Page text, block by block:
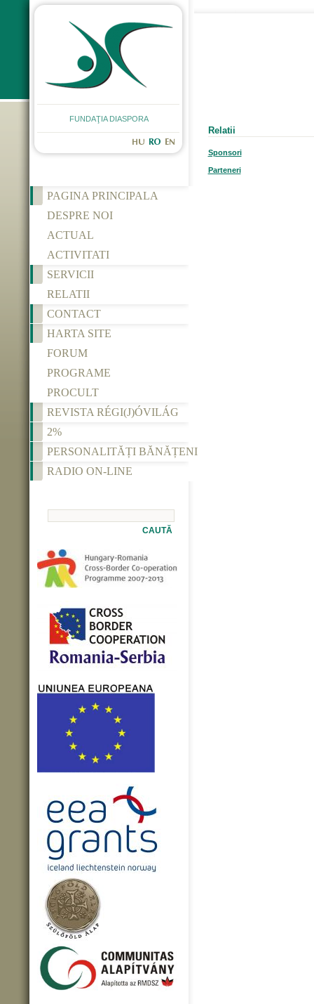
FUNDAŢIA DIASPORA
PAGINA PRINCIPALA
DESPRE NOI
ACTUAL
ACTIVITATI
SERVICII
RELATII
CONTACT
HARTA SITE
FORUM
PROGRAME
PROCULT
REVISTA RÉGI(J)ÓVILÁG
2%
PERSONALITĂȚI BĂNĂȚENI
RADIO ON-LINE
CAUTĂ
Relatii
Sponsori
Parteneri